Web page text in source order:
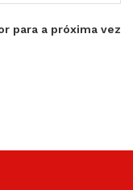
para a próxima vez